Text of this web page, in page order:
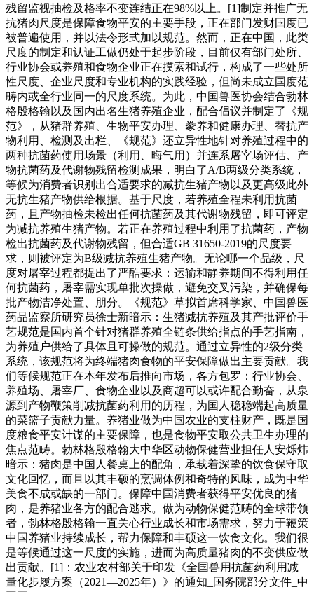
残留监视抽检及格率不变连结正在98%以上。[1]制定并推广无
抗猪肉尺度是保障食物平安的主要手段，正在部门发财国度已
被普遍使用，并以法令形式加以规范。然而，正在中国，此类
尺度的制定和认证工做仍处于起步阶段，目前仅有部门处所、
行业协会或养殖和食物企业正在摸索和试行，构成了一些处所
性尺度、企业尺度和专业机构的实践经验，但尚未成立国度范
畴内或全行业同一的尺度系统。为此，中国兽医协会结合勃林
格殷格翰以及国内出名生猪养殖企业，配合倡议并制定了《规
范》，从猪群养殖、生物平安办理、豢养和健康办理、替抗产
物利用、检测及出栏、《规范》还立异性地针对养殖过程中的
两种抗菌药使用场景（利用、晦气用）并连系屠宰场评估、产
物抗菌药及代谢物残留检测成果，明白了A/B两级分类系统，
等候为消费者识别出合适要求的减抗生猪产物以及更高级此外
无抗生猪产物供给根据。基于尺度，若养殖全程未利用抗菌
药，且产物抽检未检出任何抗菌药及其代谢物残留，即可评定
为减抗养殖生猪产物。若正在养殖过程中利用了抗菌药，产物
检出抗菌药及代谢物残留，但合适GB 31650-2019的尺度要
求，则被评定为B级减抗养殖生猪产物。无论哪一个品级，尺
度对屠宰过程都提出了严酷要求：运输和静养期间不得利用任
何抗菌药，屠宰需实现单批次操做，避免交叉污染，并确保每
批产物洁净处置、朋分。《规范》草拟首席科学家、中国兽医
药品监察所研究员徐士新暗示：生猪减抗养殖及其产批评价手
艺规范是国内首个针对猪群养殖全链条供给指点的手艺指南，
为养殖户供给了具体且可操做的规范。通过立异性的2级分类
系统，该规范将为终端猪肉食物的平安保障做出主要贡献。我
们等候规范正在本年发布后推向市场，各方包罗：行业协会、
养殖场、屠宰厂、食物企业以及商超可以或许配合勤奋，从泉
源到产物鞭策削减抗菌药利用的历程，为国人稳稳端起高质量
的菜篮子贡献力量。养猪业做为中国农业的支柱财产，既是国
度粮食平安计谋的主要保障，也是食物平安取公共卫生办理的
焦点范畴。勃林格殷格翰大中华区动物保健营业担任人安烁炜
暗示：猪肉是中国人餐桌上的配角，承载着深挚的饮食保守取
文化回忆，而且以其丰硕的烹调体例和奇特的风味，成为中华
美食不成或缺的一部门。保障中国消费者获得平安优良的猪
肉，是养猪业各方的配合逃求。做为动物保健范畴的全球带领
者，勃林格殷格翰一直关心行业成长和市场需求，努力于鞭策
中国养猪业持续成长，帮力保障和丰硕这一饮食文化。我们很
是等候通过这一尺度的实施，进而为高质量猪肉的不变供应做
出贡献。[1]：农业农村部关于印发《全国兽用抗菌药利用减
量化步履方案（2021—2025年）》的通知_国务院部分文件_中